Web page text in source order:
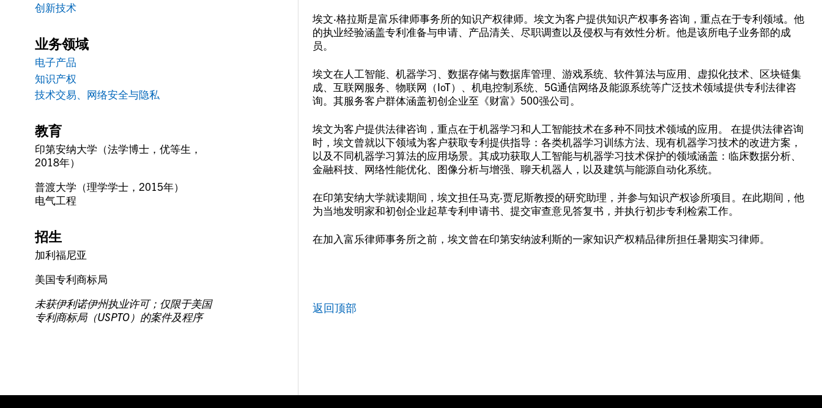
创新技术
业务领域
电子产品
知识产权
技术交易、网络安全与隐私
教育
印第安纳大学（法学博士，优等生，
2018年）
普渡大学（理学学士，2015年）
电气工程
招生
加利福尼亚
美国专利商标局
未获伊利诺伊州执业许可；仅限于美国
专利商标局（USPTO）的案件及程序
埃文·格拉斯是富乐律师事务所的知识产权律师。埃文为客户提供知识产权事务咨询，重点在于专利领域。他
的执业经验涵盖专利准备与申请、产品清关、尽职调查以及侵权与有效性分析。他是该所电子业务部的成
员。
埃文在人工智能、机器学习、数据存储与数据库管理、游戏系统、软件算法与应用、虚拟化技术、区块链集
成、互联网服务、物联网（IoT）、机电控制系统、5G通信网络及能源系统等广泛技术领域提供专利法律咨
询。其服务客户群体涵盖初创企业至《财富》500强公司。
埃文为客户提供法律咨询，重点在于机器学习和人工智能技术在多种不同技术领域的应用。 在提供法律咨询
时，埃文曾就以下领域为客户获取专利提供指导：各类机器学习训练方法、现有机器学习技术的改进方案，
以及不同机器学习算法的应用场景。其成功获取人工智能与机器学习技术保护的领域涵盖：临床数据分析、
金融科技、网络性能优化、图像分析与增强、聊天机器人，以及建筑与能源自动化系统。
在印第安纳大学就读期间，埃文担任马克·贾尼斯教授的研究助理，并参与知识产权诊所项目。在此期间，他
为当地发明家和初创企业起草专利申请书、提交审查意见答复书，并执行初步专利检索工作。
在加入富乐律师事务所之前，埃文曾在印第安纳波利斯的一家知识产权精品律所担任暑期实习律师。
返回顶部